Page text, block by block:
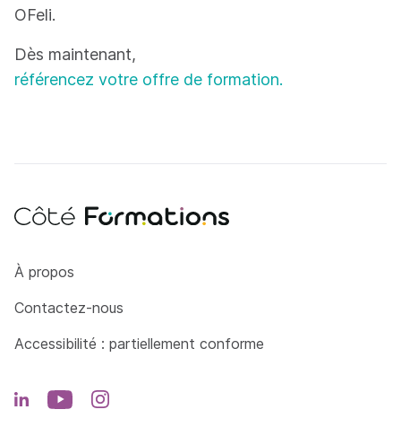
OFeli.
Dès maintenant,
référencez votre offre de formation.
Côté Formations
À propos
Contactez-nous
Accessibilité : partiellement conforme